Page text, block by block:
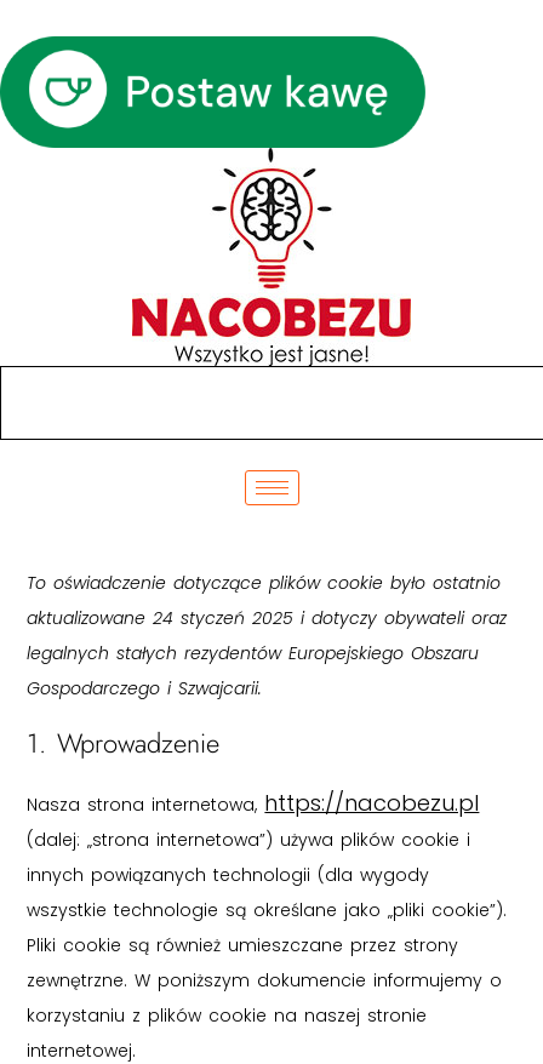
To oświadczenie dotyczące plików cookie było ostatnio
aktualizowane 24 styczeń 2025 i dotyczy obywateli oraz
legalnych stałych rezydentów Europejskiego Obszaru
Gospodarczego i Szwajcarii.
1. Wprowadzenie
Nasza strona internetowa, https://nacobezu.pl
(dalej: „strona internetowa”) używa plików cookie i
innych powiązanych technologii (dla wygody
wszystkie technologie są określane jako „pliki cookie”).
Pliki cookie są również umieszczane przez strony
zewnętrzne. W poniższym dokumencie informujemy o
korzystaniu z plików cookie na naszej stronie
internetowej.